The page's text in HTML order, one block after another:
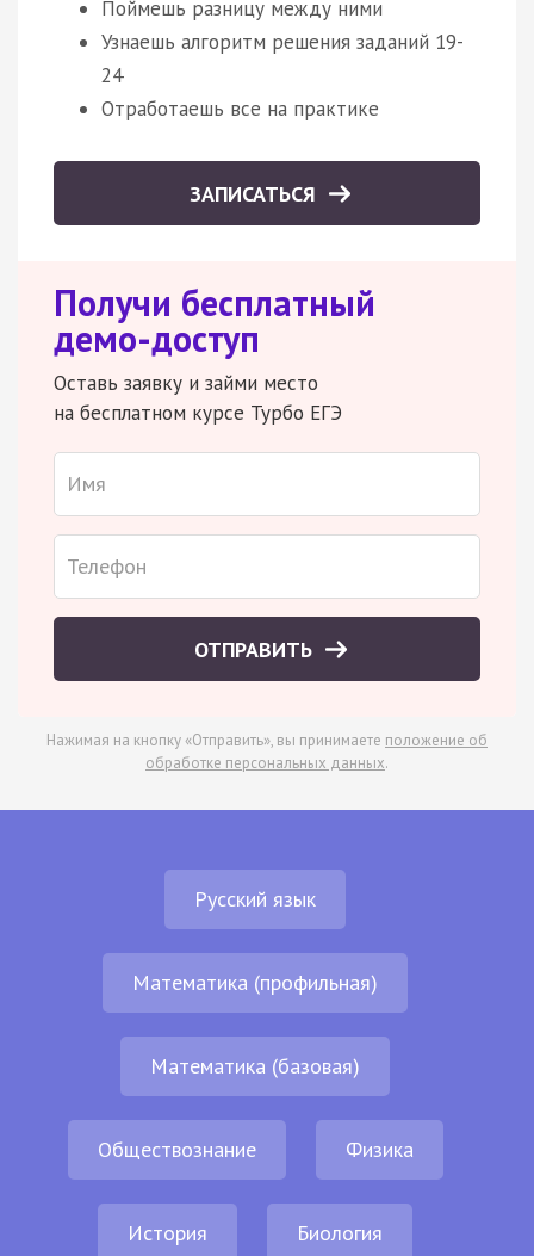
Поймешь разницу между ними
Узнаешь алгоритм решения заданий 19-
24
Отработаешь все на практике
ЗАПИСАТЬСЯ
Получи бесплатный
демо-доступ
Оставь заявку и займи место
на бесплатном курсе Турбо ЕГЭ
ОТПРАВИТЬ
Нажимая на кнопку «Отправить», вы принимаете положение об
обработке персональных данных.
Русский язык
Математика (профильная)
Математика (базовая)
Обществознание Физика
История Биология